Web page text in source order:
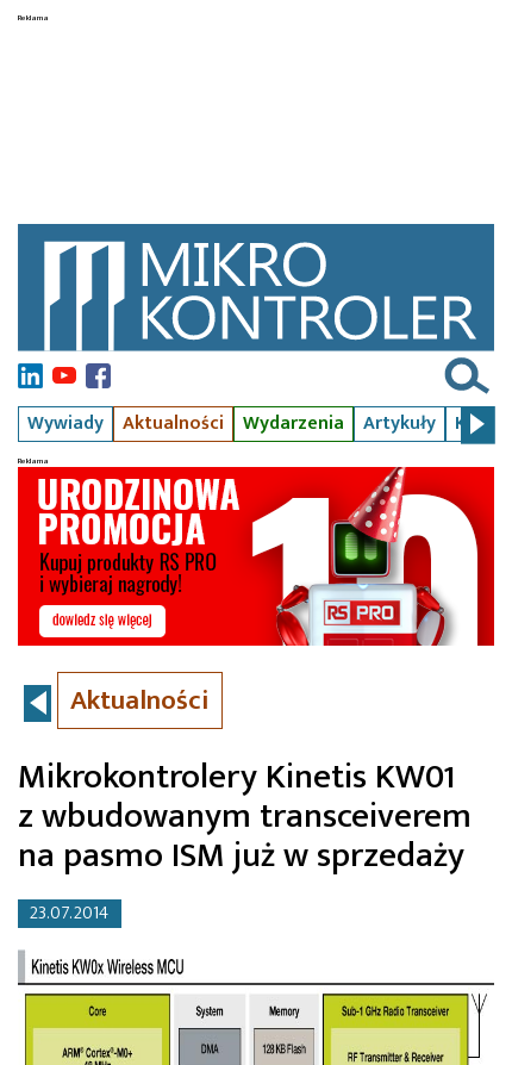
Wywiady Aktualności Wydarzenia Artykuły Kursy
Aktualności
Mikrokontrolery Kinetis KW01
z wbudowanym transceiverem
na pasmo ISM już w sprzedaży
23.07.2014